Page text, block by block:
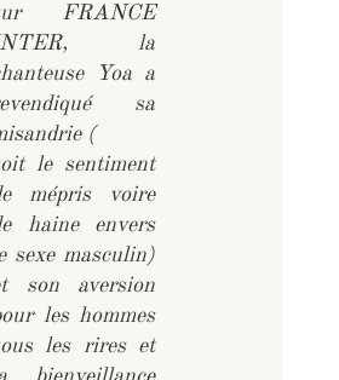
FRANCE
la
Yoa a
sa
(
le sentiment
mépris voire
haine envers
sexe masculin)
son aversion
les hommes
les rires et